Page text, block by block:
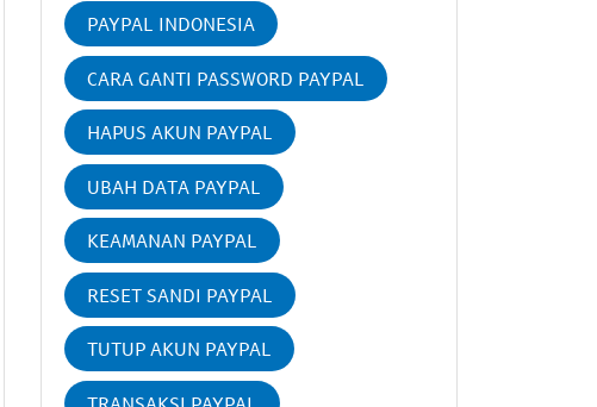
PAYPAL INDONESIA
CARA GANTI PASSWORD PAYPAL
HAPUS AKUN PAYPAL
UBAH DATA PAYPAL
KEAMANAN PAYPAL
RESET SANDI PAYPAL
TUTUP AKUN PAYPAL